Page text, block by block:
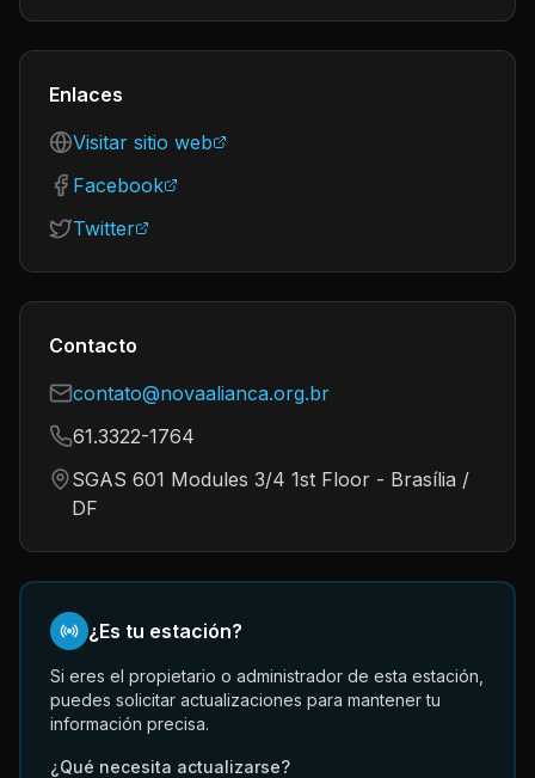
Enlaces
Visitar sitio web
Facebook
Twitter
Contacto
contato@novaalianca.org.br
61.3322-1764
SGAS 601 Modules 3/4 1st Floor - Brasília /
DF
¿Es tu estación?
Si eres el propietario o administrador de esta estación,
puedes solicitar actualizaciones para mantener tu
información precisa.
¿Qué necesita actualizarse?